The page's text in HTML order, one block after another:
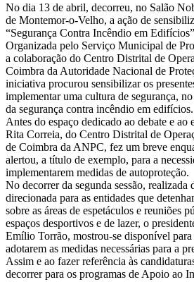
No dia 13 de abril, decorreu, no Salão
de Montemor-o-Velho, a ação de
“Segurança Contra Incêndio em
Organizada pelo Serviço Municipal de
a colaboração do Centro Distrital de
Coimbra da Autoridade Nacional de
iniciativa procurou sensibilizar os
implementar uma cultura de segurança,
da segurança contra incêndio em edifícios.
Antes do espaço dedicado ao debate e ao
Rita Correia, do Centro Distrital de
de Coimbra da ANPC, fez um breve
alertou, a título de exemplo, para a
implementarem medidas de autoproteção.
No decorrer da segunda sessão, realizada
direcionada para as entidades que
sobre as áreas de espetáculos e reuniões
espaços desportivos e de lazer, o
Emílio Torrão, mostrou-se disponível para
adotarem as medidas necessárias para a
Assim e ao fazer referência às
decorrer para os programas de Apoio ao